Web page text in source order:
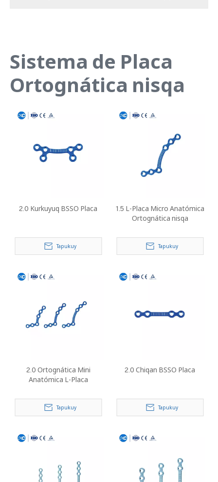
Sistema de Placa
Ortognática nisqa
2.0 Kurkuyuq BSSO Placa
Tapukuy
1.5 L-Placa Micro Anatómica
Ortognática nisqa
Tapukuy
2.0 Ortognática Mini
Anatómica L-Placa
Tapukuy
2.0 Chiqan BSSO Placa
Tapukuy